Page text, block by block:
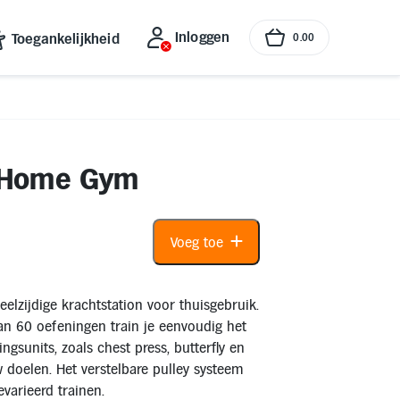
Toegankelijkheid Inloggen 0.00
Gym
Voeg toe
krachtstation voor thuisgebruik.
60 oefeningen train je eenvoudig het
zoals chest press, butterfly en
Het verstelbare pulley systeem
trainen.